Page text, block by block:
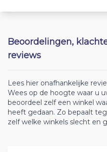
Beoordelingen,
reviews
Lees hier onafhankelijke
Wees op de hoogte waar u
beoordeel zelf een winkel
heeft gedaan. Zo bepaalt
zelf welke winkels slecht en